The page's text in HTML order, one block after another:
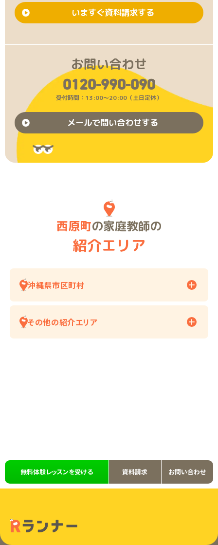
いますぐ資料請求する
お問い合わせ
0120-990-090
受付時間：13:00〜20:00（土日定休）
メールで問い合わせする
西原町の家庭教師の
紹介エリア
沖縄県市区町村
その他の紹介エリア
無料体験レッスンを受ける 資料請求 お問い合わせ